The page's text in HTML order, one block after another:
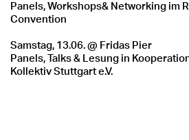
Panels, Workshops& Networking im
Convention
Samstag, 13.06. @ Fridas Pier
Panels, Talks & Lesung in
Kollektiv Stuttgart e.V.